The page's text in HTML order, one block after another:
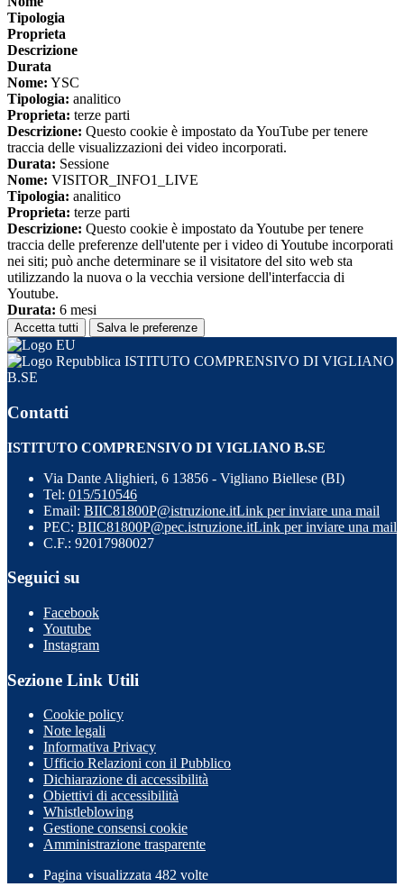
Tipologia
Proprieta
Descrizione
Durata
Nome: YSC
Tipologia: analitico
Proprieta: terze parti
Descrizione: Questo cookie è impostato da YouTube per tenere
traccia delle visualizzazioni dei video incorporati.
Durata: Sessione
Nome: VISITOR_INFO1_LIVE
Tipologia: analitico
Proprieta: terze parti
Descrizione: Questo cookie è impostato da Youtube per tenere
traccia delle preferenze dell'utente per i video di Youtube incorporati
nei siti; può anche determinare se il visitatore del sito web sta
utilizzando la nuova o la vecchia versione dell'interfaccia di
Youtube.
Durata: 6 mesi
Accetta tutti Salva le preferenze
ISTITUTO COMPRENSIVO DI VIGLIANO
B.SE
Contatti
ISTITUTO COMPRENSIVO DI VIGLIANO B.SE
Via Dante Alighieri, 6 13856 - Vigliano Biellese (BI)
Tel: 015/510546
Email: BIIC81800P@istruzione.itLink per inviare una mail
PEC: BIIC81800P@pec.istruzione.itLink per inviare una mail
C.F.: 92017980027
Seguici su
Facebook
Youtube
Instagram
Sezione Link Utili
Cookie policy
Note legali
Informativa Privacy
Ufficio Relazioni con il Pubblico
Dichiarazione di accessibilità
Obiettivi di accessibilità
Whistleblowing
Gestione consensi cookie
Amministrazione trasparente
Pagina visualizzata 482 volte